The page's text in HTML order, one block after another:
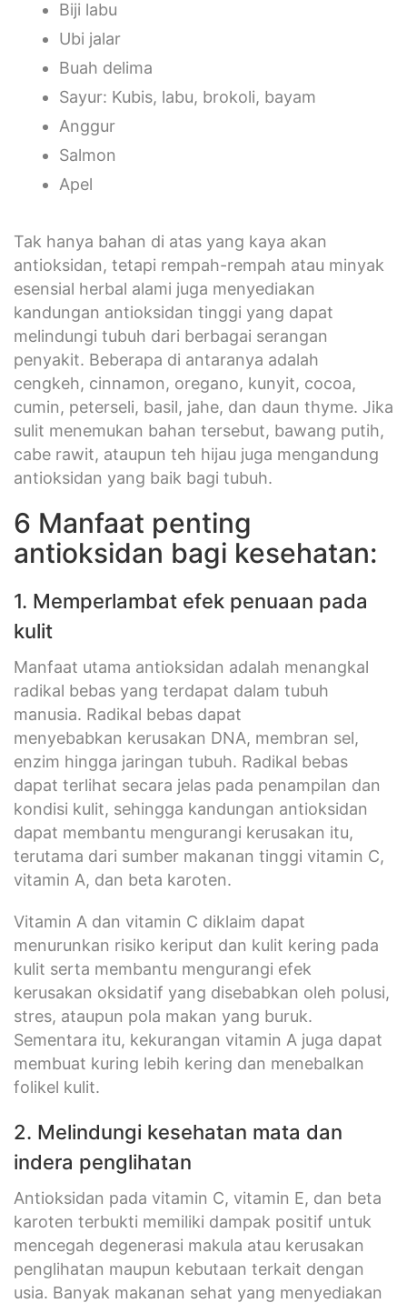
Biji labu
Ubi jalar
Buah delima
Sayur: Kubis, labu, brokoli, bayam
Anggur
Salmon
Apel
Tak hanya bahan di atas yang kaya akan
antioksidan, tetapi rempah-rempah atau minyak
esensial herbal alami juga menyediakan
kandungan antioksidan tinggi yang dapat
melindungi tubuh dari berbagai serangan
penyakit. Beberapa di antaranya adalah
cengkeh, cinnamon, oregano, kunyit, cocoa,
cumin, peterseli, basil, jahe, dan daun thyme. Jika
sulit menemukan bahan tersebut, bawang putih,
cabe rawit, ataupun teh hijau juga mengandung
antioksidan yang baik bagi tubuh.
6 Manfaat penting
antioksidan bagi kesehatan:
1. Memperlambat efek penuaan pada
kulit
Manfaat utama antioksidan adalah menangkal
radikal bebas yang terdapat dalam tubuh
manusia. Radikal bebas dapat
menyebabkan kerusakan DNA, membran sel,
enzim hingga jaringan tubuh. Radikal bebas
dapat terlihat secara jelas pada penampilan dan
kondisi kulit, sehingga kandungan antioksidan
dapat membantu mengurangi kerusakan itu,
terutama dari sumber makanan tinggi vitamin C,
vitamin A, dan beta karoten.
Vitamin A dan vitamin C diklaim dapat
menurunkan risiko keriput dan kulit kering pada
kulit serta membantu mengurangi efek
kerusakan oksidatif yang disebabkan oleh polusi,
stres, ataupun pola makan yang buruk.
Sementara itu, kekurangan vitamin A juga dapat
membuat kuring lebih kering dan menebalkan
folikel kulit.
2. Melindungi kesehatan mata dan
indera penglihatan
Antioksidan pada vitamin C, vitamin E, dan beta
karoten terbukti memiliki dampak positif untuk
mencegah degenerasi makula atau kerusakan
penglihatan maupun kebutaan terkait dengan
usia. Banyak makanan sehat yang menyediakan